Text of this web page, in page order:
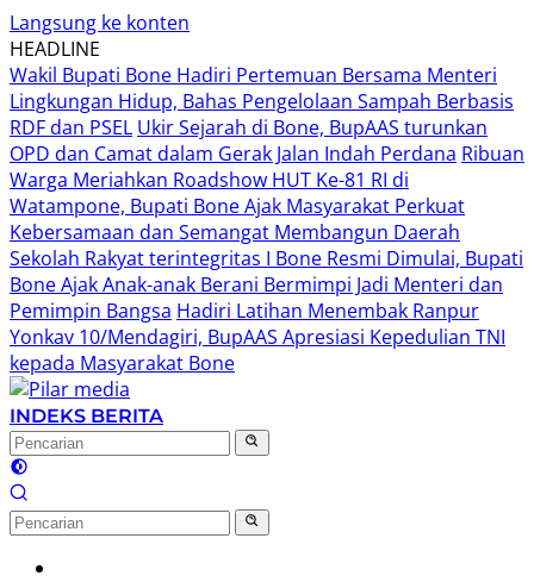
Langsung ke konten
HEADLINE
Wakil Bupati Bone Hadiri Pertemuan Bersama Menteri
Lingkungan Hidup, Bahas Pengelolaan Sampah Berbasis
RDF dan PSEL Ukir Sejarah di Bone, BupAAS turunkan
OPD dan Camat dalam Gerak Jalan Indah Perdana Ribuan
Warga Meriahkan Roadshow HUT Ke-81 RI di
Watampone, Bupati Bone Ajak Masyarakat Perkuat
Kebersamaan dan Semangat Membangun Daerah
Sekolah Rakyat terintegritas I Bone Resmi Dimulai, Bupati
Bone Ajak Anak-anak Berani Bermimpi Jadi Menteri dan
Pemimpin Bangsa Hadiri Latihan Menembak Ranpur
Yonkav 10/Mendagiri, BupAAS Apresiasi Kepedulian TNI
kepada Masyarakat Bone
INDEKS BERITA